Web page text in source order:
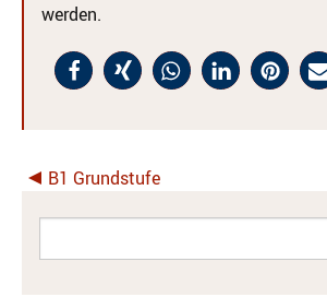
werden.
B1 Grundstufe